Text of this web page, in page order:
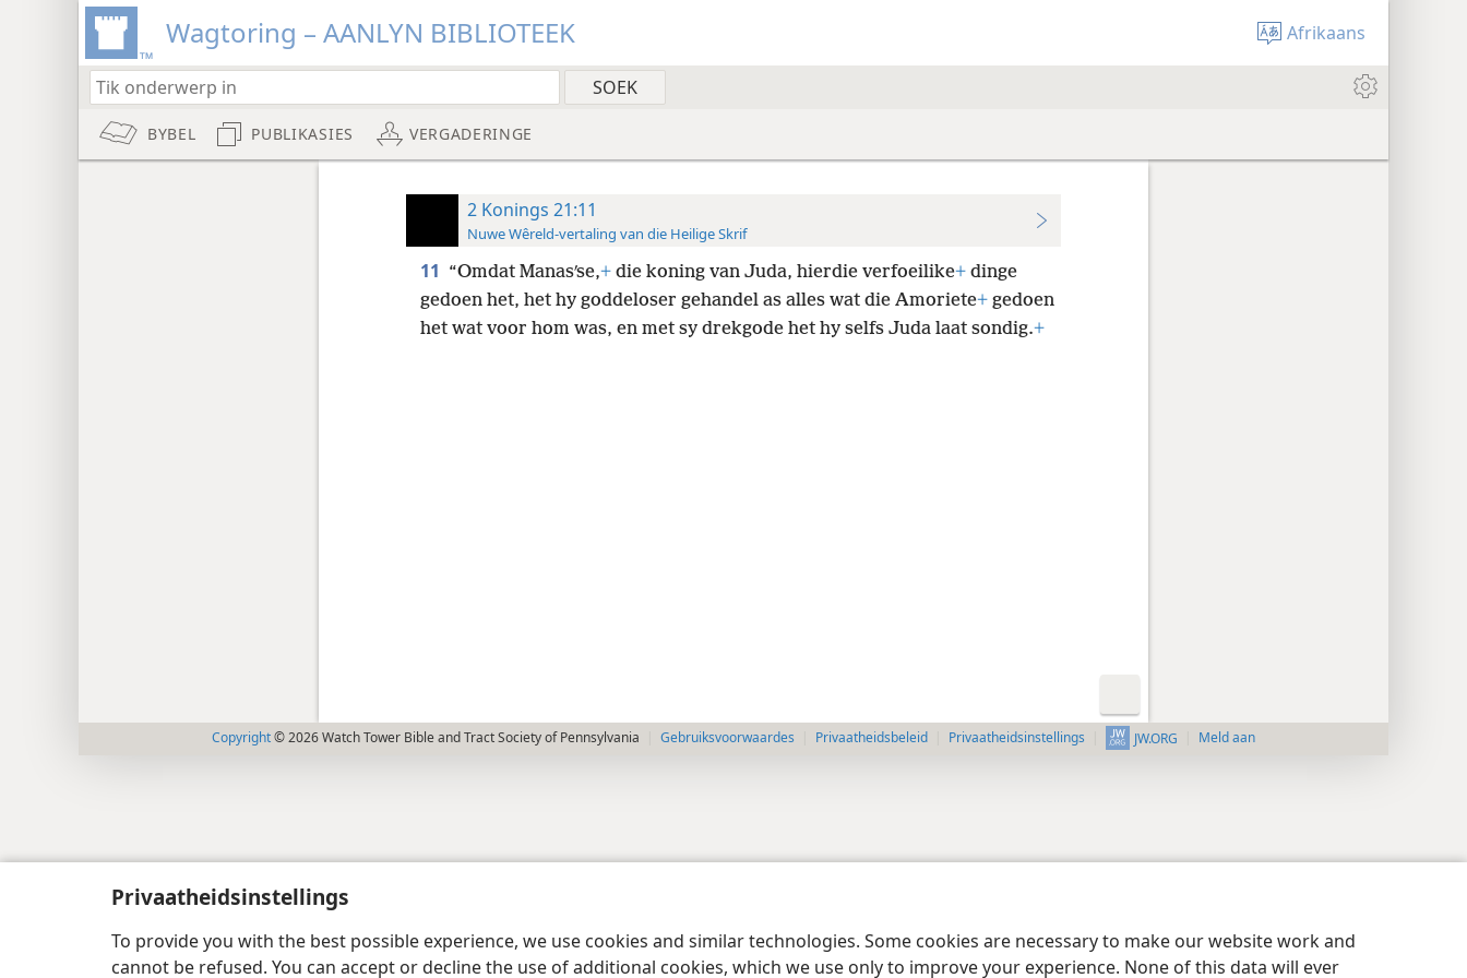
Privaatheidsinstellings
To provide you with the best possible experience, we use cookies and similar technologies. Some cookies are necessary to make our website work and
cannot be refused. You can accept or decline the use of additional cookies, which we use only to improve your experience. None of this data will ever
Wagtoring – AANLYN BIBLIOTEEK Afrikaans
BYBEL PUBLIKASIES VERGADERINGE
2 Konings 21:11
Nuwe Wêreld-vertaling van die Heilige Skrif
11 “Omdat Manasʹse,+die koning van Juda, hierdie verfoeilike+dinge
gedoen het, het hy goddeloser gehandel as alles wat die Amoriete+gedoen
het wat voor hom was, en met sy drekgode het hy selfs Juda laat sondig.+
Copyright© 2026 Watch Tower Bible and Tract Society of Pennsylvania Gebruiksvoorwaardes Privaatheidsbeleid Privaatheidsinstellings JW.ORG Meld aan